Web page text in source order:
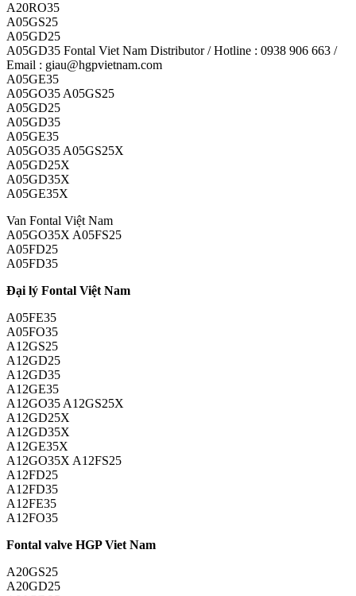
A20RO35
A05GS25
A05GD25
A05GD35 Fontal Viet Nam Distributor / Hotline : 0938 906 663 /
Email : giau@hgpvietnam.com
A05GE35
A05GO35 A05GS25
A05GD25
A05GD35
A05GE35
A05GO35 A05GS25X
A05GD25X
A05GD35X
A05GE35X
Van Fontal Việt Nam
A05GO35X A05FS25
A05FD25
A05FD35
Đại lý Fontal Việt Nam
A05FE35
A05FO35
A12GS25
A12GD25
A12GD35
A12GE35
A12GO35 A12GS25X
A12GD25X
A12GD35X
A12GE35X
A12GO35X A12FS25
A12FD25
A12FD35
A12FE35
A12FO35
Fontal valve HGP Viet Nam
A20GS25
A20GD25